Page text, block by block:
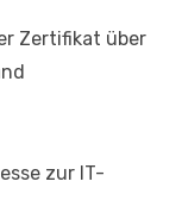
Zertifikat über
zur IT-